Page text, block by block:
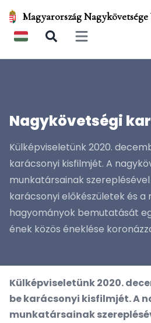
Magyarország Nagykövetsége
Open main menu
Nagykövetségi
Külképviseletünk 2020.
karácsonyi kisfilmjét. A
munkatársainak
karácsonyi előkészületek és a
hagyományok bemutatását
ének közös éneklése
Külképviseletünk 2020.
be karácsonyi kisfilmjét. A
munkatársainak